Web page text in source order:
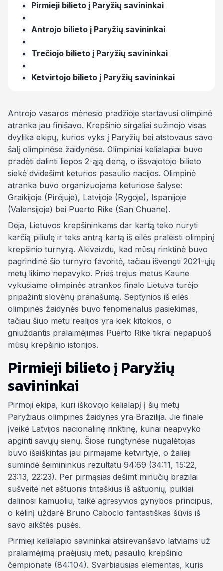
Pirmieji bilieto į Paryžių savininkai
Antrojo bilieto į Paryžių savininkai
Trečiojo bilieto į Paryžių savininkai
Ketvirtojo bilieto į Paryžių savininkai
Antrojo vasaros mėnesio pradžioje startavusi olimpinė
atranka jau finišavo. Krepšinio sirgaliai sužinojo visas
dvylika ekipų, kurios vyks į Paryžių bei atstovaus savo
šalį olimpinėse žaidynėse. Olimpiniai kelialapiai buvo
pradėti dalinti liepos 2-ąją dieną, o išsvajotojo bilieto
siekė dvidešimt keturios pasaulio nacijos. Olimpinė
atranka buvo organizuojama keturiose šalyse:
Graikijoje (Pirėjuje), Latvijoje (Rygoje), Ispanijoje
(Valensijoje) bei Puerto Rike (San Chuane).
Deja, Lietuvos krepšininkams dar kartą teko nuryti
karčią piliulę ir teks antrą kartą iš eilės praleisti olimpinį
krepšinio turnyrą. Akivaizdu, kad mūsų rinktinė buvo
pagrindinė šio turnyro favoritė, tačiau išvengti 2021-ųjų
metų likimo nepavyko. Prieš trejus metus Kaune
vykusiame olimpinės atrankos finale Lietuva turėjo
pripažinti slovėnų pranašumą. Septynios iš eilės
olimpinės žaidynės buvo fenomenalus pasiekimas,
tačiau šiuo metu realijos yra kiek kitokios, o
gniuždantis pralaimėjimas Puerto Rike tikrai nepapuoš
mūsų krepšinio istorijos.
Pirmieji bilieto į Paryžių
savininkai
Pirmoji ekipa, kuri iškovojo kelialapį į šių metų
Paryžiaus olimpines žaidynes yra Brazilija. Jie finale
įveikė Latvijos nacionalinę rinktinę, kuriai neapvyko
apginti savųjų sienų. Šiose rungtynėse nugalėtojas
buvo išaiškintas jau pirmajame ketvirtyje, o žalieji
sumindė šeimininkus rezultatu 94:69 (34:11, 15:22,
23:13, 22:23). Per pirmąsias dešimt minučių brazilai
sušveitė net aštuonis tritaškius iš aštuonių, puikiai
dalinosi kamuoliu, taikė agresyvios gynybos principus,
o kėlinį uždarė Bruno Caboclo fantastiškas šūvis iš
savo aikštės pusės.
Pirmieji kelialapio savininkai atsirevanšavo latviams už
pralaimėjimą praėjusių metų pasaulio krepšinio
čempionate (84:104). Svarbiausias elementas, kuris